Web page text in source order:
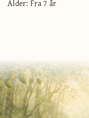
Alder: Fra 7 år